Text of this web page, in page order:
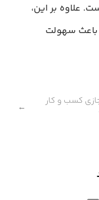
علاوه بر این،
باعث سهولت
کسب و کار
←